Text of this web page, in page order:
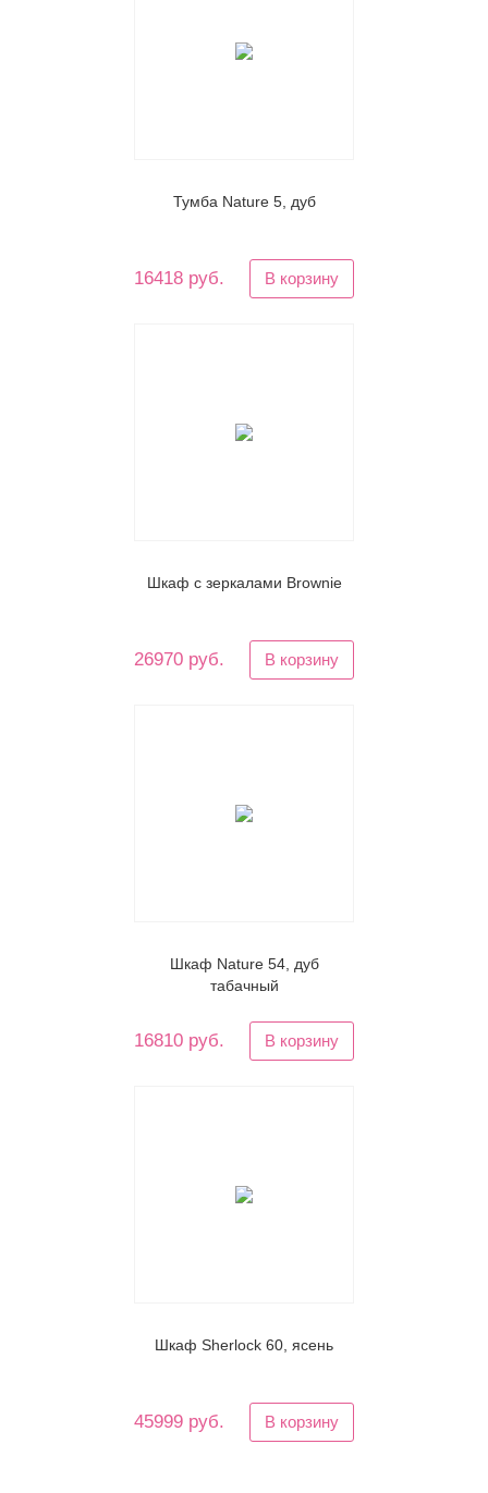
Тумба Nature 5, дуб
16418 руб. В корзину
Шкаф с зеркалами Brownie
26970 руб. В корзину
Шкаф Nature 54, дуб
табачный
16810 руб. В корзину
Шкаф Sherlock 60, ясень
45999 руб. В корзину